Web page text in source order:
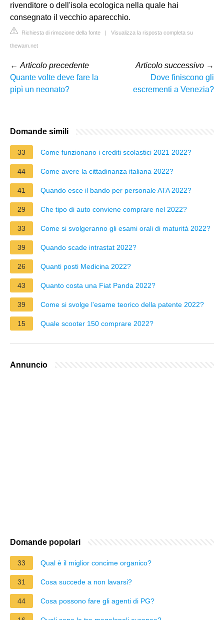
rivenditore o dell'isola ecologica nella quale hai
consegnato il vecchio aparecchio.
Richiesta di rimozione della fonte | Visualizza la risposta completa su
thewam.net
← Articolo precedente
Quante volte deve fare la
pipì un neonato?
Articolo successivo →
Dove finiscono gli
escrementi a Venezia?
Domande simili
33 Come funzionano i crediti scolastici 2021 2022?
44 Come avere la cittadinanza italiana 2022?
41 Quando esce il bando per personale ATA 2022?
29 Che tipo di auto conviene comprare nel 2022?
33 Come si svolgeranno gli esami orali di maturità 2022?
39 Quando scade intrastat 2022?
26 Quanti posti Medicina 2022?
43 Quanto costa una Fiat Panda 2022?
39 Come si svolge l'esame teorico della patente 2022?
15 Quale scooter 150 comprare 2022?
Annuncio
Domande popolari
33 Qual è il miglior concime organico?
31 Cosa succede a non lavarsi?
44 Cosa possono fare gli agenti di PG?